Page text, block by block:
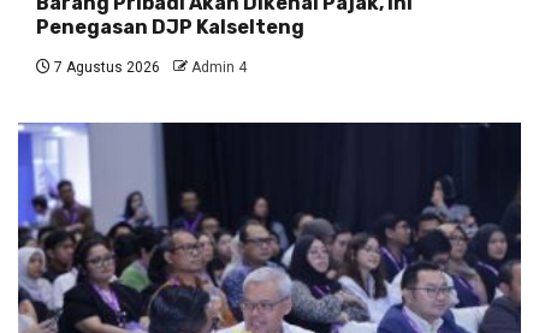
Penegasan DJP Kalselteng
7 Agustus 2026 Admin 4